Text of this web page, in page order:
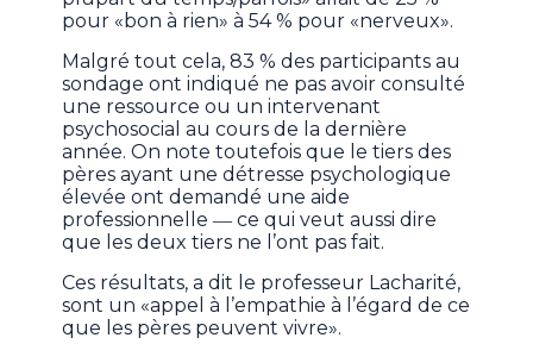
pour «bon à rien» à 54 % pour «nerveux».
Malgré tout cela, 83 % des participants au
sondage ont indiqué ne pas avoir consulté
une ressource ou un intervenant
psychosocial au cours de la dernière
année. On note toutefois que le tiers des
pères ayant une détresse psychologique
élevée ont demandé une aide
professionnelle ― ce qui veut aussi dire
que les deux tiers ne l’ont pas fait.
Ces résultats, a dit le professeur Lacharité,
sont un «appel à l’empathie à l’égard de ce
que les pères peuvent vivre».